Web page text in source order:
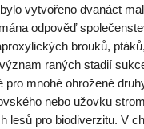
vytvořeno dvanáct
odpověď
brouků,
raných stadií
mnohé ohrožené
nebo užovku
lesů pro biodiverzitu. V